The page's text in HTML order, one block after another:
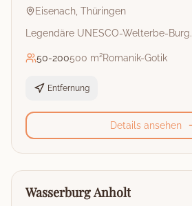
Eisenach Thüringen
Legendäre UNESCO-Welterbe-Burg.
50-200500 m²Romanik-Gotik
Entfernung
Details ansehen
🏰
Burg
Wasserburg Anholt